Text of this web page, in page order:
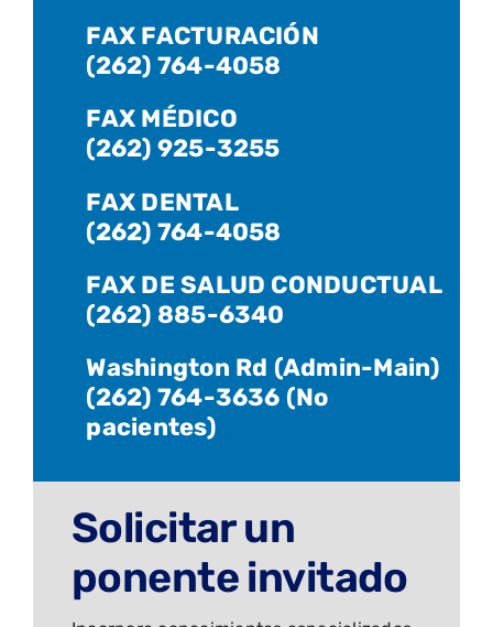
FAX FACTURACIÓN
(262) 764-4058
FAX MÉDICO
(262) 925-3255
FAX DENTAL
(262) 764-4058
FAX DE SALUD CONDUCTUAL
(262) 885-6340
Washington Rd (Admin-Main)
(262) 764-3636 (No
pacientes)
Solicitar un
ponente invitado